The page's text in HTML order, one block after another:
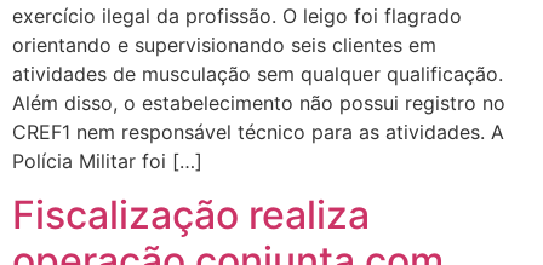
exercício ilegal da profissão. O leigo foi flagrado
orientando e supervisionando seis clientes em
atividades de musculação sem qualquer qualificação.
Além disso, o estabelecimento não possui registro no
CREF1 nem responsável técnico para as atividades. A
Polícia Militar foi […]
Fiscalização realiza